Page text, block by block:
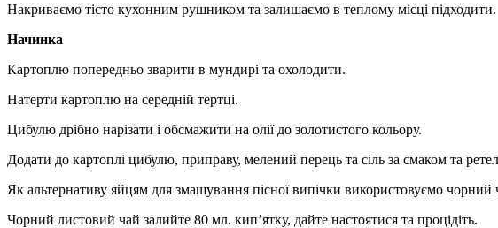
Накриваємо тісто кухонним рушником та залишаємо в теплому місці підходити.
Начинка
Картоплю попередньо зварити в мундирі та охолодити.
Натерти картоплю на середній тертці.
Цибулю дрібно нарізати і обсмажити на олії до золотистого кольору.
Додати до картоплі цибулю, приправу, мелений перець та сіль за смаком та
Як альтернативу яйцям для змащування пісної випічки використовуємо чорний
Чорний листовий чай залийте 80 мл. кип’ятку, дайте настоятися та процідіть.